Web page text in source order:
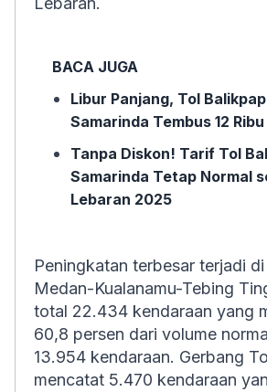
BACA JUGA
Libur Panjang, Tol
Samarinda Tembus 12
Tanpa Diskon! Tarif Tol
Samarinda Tetap Normal
Lebaran 2025
Peningkatan terbesar terjadi di
Medan-Kualanamu-Tebing
total 22.434 kendaraan yang
60,8 persen dari volume
13.954 kendaraan. Gerbang
mencatat 5.470 kendaraan